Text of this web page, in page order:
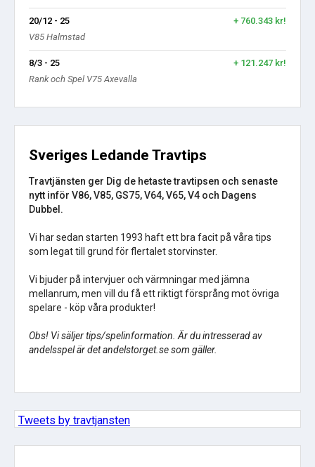
20/12 - 25
+ 760.343 kr!
V85 Halmstad
8/3 - 25
+ 121.247 kr!
Rank och Spel V75 Axevalla
Sveriges Ledande Travtips
Travtjänsten ger Dig de hetaste travtipsen och senaste
nytt inför V86, V85, GS75, V64, V65, V4 och Dagens
Dubbel.
Vi har sedan starten 1993 haft ett bra facit på våra tips
som legat till grund för flertalet storvinster.
Vi bjuder på intervjuer och värmningar med jämna
mellanrum, men vill du få ett riktigt försprång mot övriga
spelare - köp våra produkter!
Obs! Vi säljer tips/spelinformation. Är du intresserad av
andelsspel är det andelstorget.se som gäller.
Tweets by travtjansten